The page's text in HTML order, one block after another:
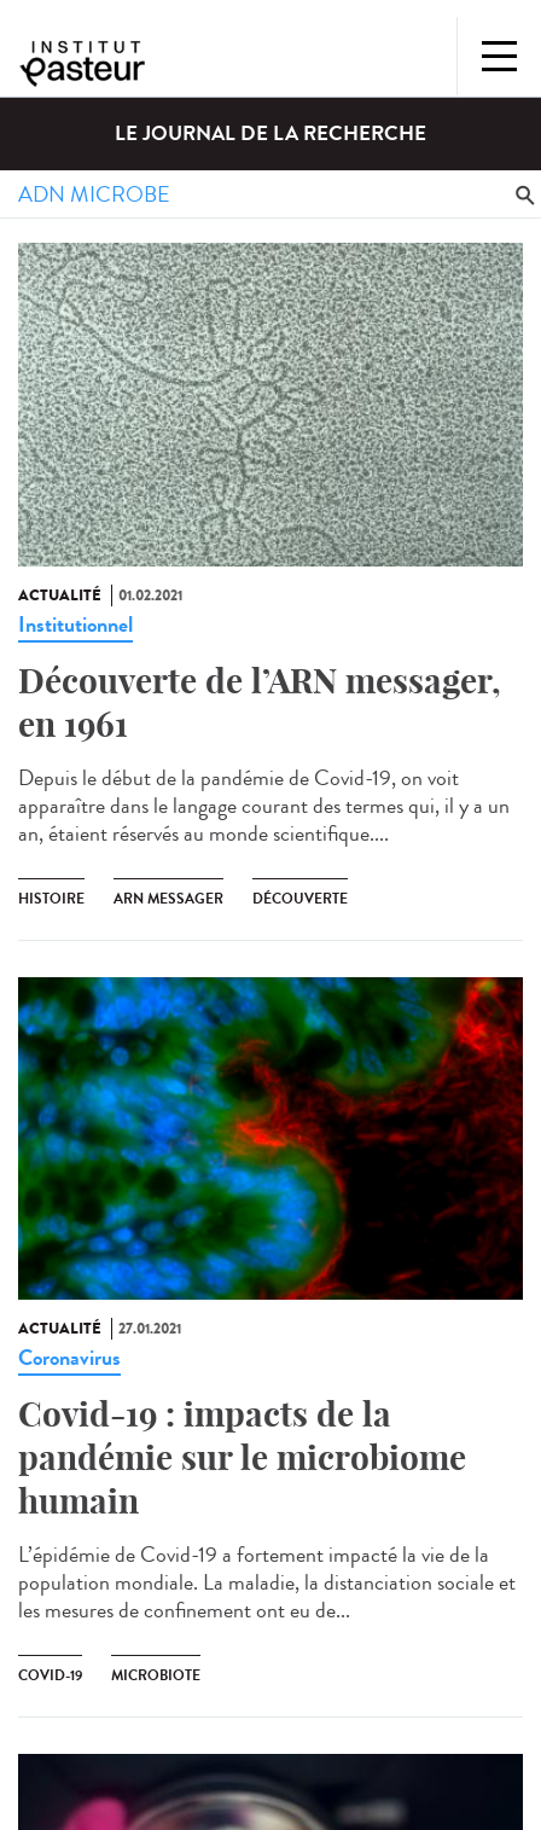
LE JOURNAL DE LA RECHERCHE
ACTUALITÉ 01.02.2021
Institutionnel
Découverte de l’ARN messager,
en 1961
Depuis le début de la pandémie de Covid-19, on voit
apparaître dans le langage courant des termes qui, il y a un
an, étaient réservés au monde scientifique....
HISTOIRE ARN MESSAGER DÉCOUVERTE
ACTUALITÉ 27.01.2021
Coronavirus
Covid-19 : impacts de la
pandémie sur le microbiome
humain
L’épidémie de Covid-19 a fortement impacté la vie de la
population mondiale. La maladie, la distanciation sociale et
les mesures de confinement ont eu de...
COVID-19 MICROBIOTE